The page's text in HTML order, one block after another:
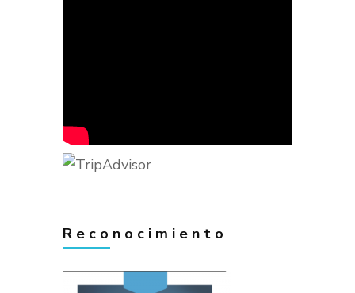
Reconocimiento